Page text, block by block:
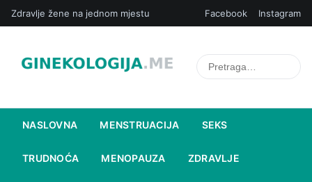
Zdravlje žene na jednom mjestu Facebook Instagram
NASLOVNA MENSTRUACIJA SEKS
TRUDNOĆA MENOPAUZA ZDRAVLJE